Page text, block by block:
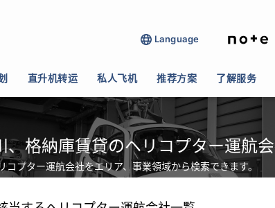
Language
直升机转运 私人飞机 推荐方案 了解服务
、格納庫賃貸のヘリコプター運航
コプター運航会社をエリア、事業領域から検索できます。